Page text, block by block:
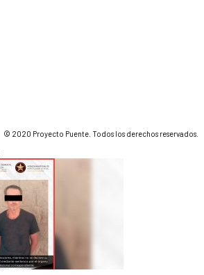
© 2020 Proyecto Puente. Todos los derechos reservados.